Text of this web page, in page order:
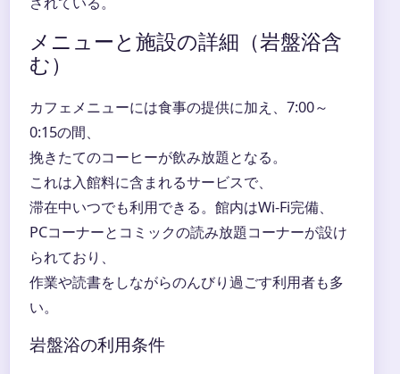
メニューと施設の詳細（岩盤浴含
む）
カフェメニューには食事の提供に加え、7:00～
0:15の間、
挽きたてのコーヒーが飲み放題となる。
これは入館料に含まれるサービスで、
滞在中いつでも利用できる。館内はWi-Fi完備、
PCコーナーとコミックの読み放題コーナーが設け
られており、
作業や読書をしながらのんびり過ごす利用者も多
い。
岩盤浴の利用条件